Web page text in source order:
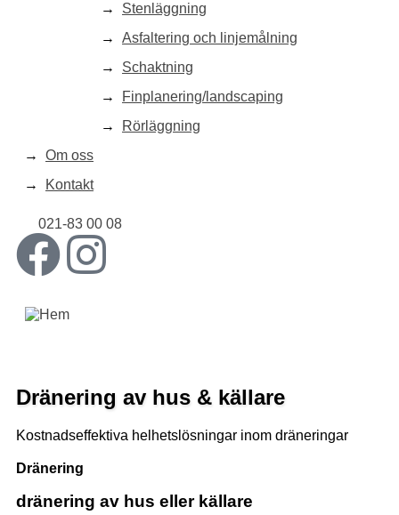
Stenläggning
Asfaltering och linjemålning
Schaktning
Finplanering/landscaping
Rörläggning
Om oss
Kontakt
021-83 00 08
Dränering av hus & källare
Kostnadseffektiva helhetslösningar inom dräneringar
Dränering
dränering av hus eller källare